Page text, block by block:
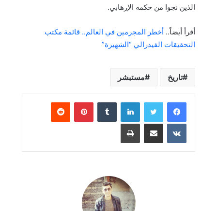
الذين نجوا من حكمه الإرهابي.
أقرأ أيضاً.. أخطر المجرمين في العالم.. قائمة مكتب
التحقيقات الفيدرالي “الشهيرة”
تاريخ مستبشر
لينكدإن بينتيريست
مشاركة عبر البريد طباعة